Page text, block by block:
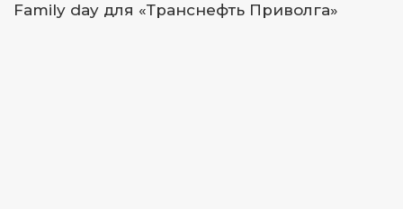
Family day для «Транснефть Приволга»